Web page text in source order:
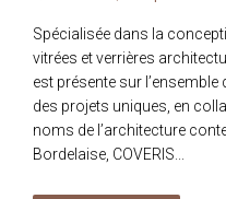
Spécialisée dans la
vitrées et verrières
est présente sur
des projets uniques, en
noms de l’architecture
Bordelaise, COVERIS...